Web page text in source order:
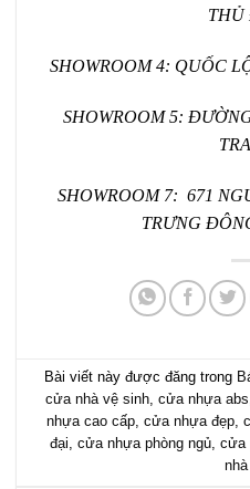
THỦ
SHOWROOM 4: QUỐC
SHOWROOM 5:
SHOWROOM 7: 671
TRƯNG
Bài viết này được đăng trong
cửa nhà vệ sinh cửa nhựa abs
nhựa cao cấp cửa nhựa đẹp
đại cửa nhựa phòng ngủ cửa